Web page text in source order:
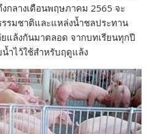
กลางเดือนพฤษภาคม 2565 จะ
รมชาติและแหล่งน้ำชลประทาน
แล้งกันมาตลอด จากบทเรียนทุกปี
น้ำไว้ใช้สำหรับฤดูแล้ง